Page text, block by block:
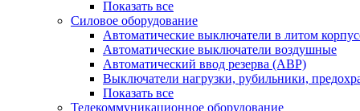
Показать все
Силовое оборудование
Автоматические выключатели в литом
Автоматические выключатели воздушные
Автоматический ввод резерва (АВР)
Выключатели нагрузки, рубильники,
Показать все
Телекоммуникационное оборудование